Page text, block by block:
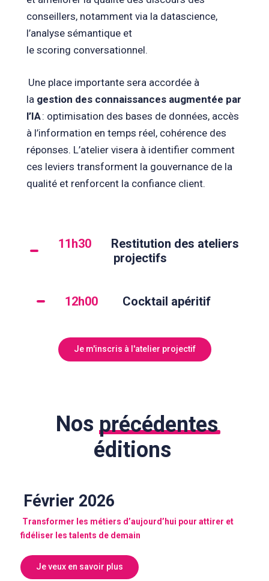
conseillers, notamment via la datascience,
l’analyse sémantique et
le scoring conversationnel.
Une place importante sera accordée à
la gestion des connaissances augmentée par
l’IA: optimisation des bases de données, accès
à l’information en temps réel, cohérence des
réponses. L’atelier visera à identifier comment
ces leviers transforment la gouvernance de la
qualité et renforcent la confiance client.
11h30
Restitution des ateliers
projectifs
12h00 Cocktail apéritif
Je m'inscris à l'atelier projectif
Nos précédentes
éditions
Février 2026
Transformer les métiers d’aujourd’hui pour attirer et
fidéliser les talents de demain
Je veux en savoir plus